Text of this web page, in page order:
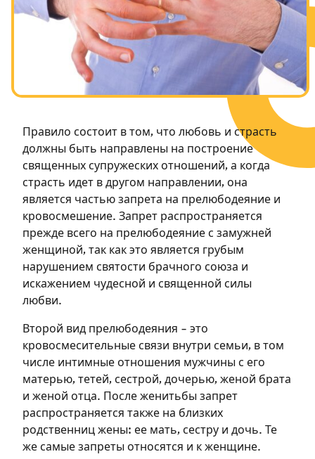
Посты в память о разрушенном Храме
Правило состоит в том, что любовь и страсть
должны быть направлены на построение
священных супружеских отношений, а когда
страсть идет в другом направлении, она
является частью запрета на прелюбодеяние и
кровосмешение. Запрет распространяется
прежде всего на прелюбодеяние с замужней
женщиной, так как это является грубым
нарушением святости брачного союза и
искажением чудесной и священной силы
любви.
Второй вид прелюбодеяния – это
кровосмесительные связи внутри семьи, в том
числе интимные отношения мужчины с его
матерью, тетей, сестрой, дочерью, женой брата
и женой отца. После женитьбы запрет
распространяется также на близких
родственниц жены: ее мать, сестру и дочь. Те
же самые запреты относятся и к женщине.